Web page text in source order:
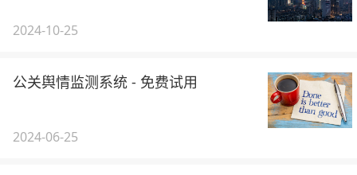
2024-10-25
公关舆情监测系统 - 免费试用
2024-06-25